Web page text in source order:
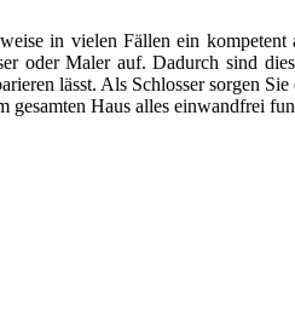
in vielen Fällen ein kompetent
oder Maler auf. Dadurch sind
lässt. Als Schlosser sorgen
gesamten Haus alles einwandfrei